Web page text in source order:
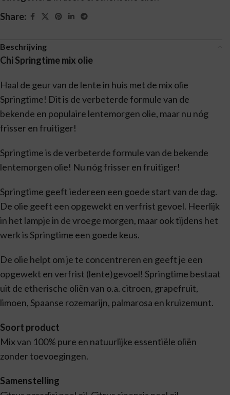
Share:
Beschrijving
Chi Springtime mix olie
Haal de geur van de lente in huis met de mix olie
Springtime! Dit is de verbeterde formule van de
bekende en populaire lentemorgen olie, maar nu nóg
frisser en fruitiger!
Springtime is de verbeterde formule van de bekende
lentemorgen olie! Nu nóg frisser en fruitiger!
Springtime geeft iedereen een goede start van de dag.
De olie geeft een opgewekt en verfrist gevoel. Heerlijk
in het lampje in de vroege morgen, maar ook tijdens het
werk is Springtime een goede keus.
De olie helpt om je te concentreren en geeft je een
opgewekt en verfrist (lente)gevoel! Springtime bestaat
uit de etherische oliën van o.a. citroen, grapefruit,
limoen, Spaanse rozemarijn, palmarosa en kruizemunt.
Soort product
Mix van 100% pure en natuurlijke essentiële oliën
zonder toevoegingen.
Samenstelling